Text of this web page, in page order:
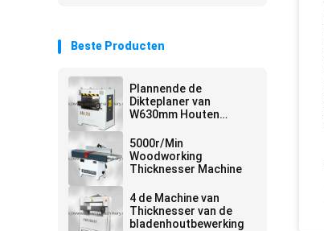
Beste Producten
Plannende de
Dikteplaner van
W630mm Houten
5000r/Min
Woodworking
Thicknesser Machine
4 de Machine van
Thicknesser van de
bladenhoutbewerking